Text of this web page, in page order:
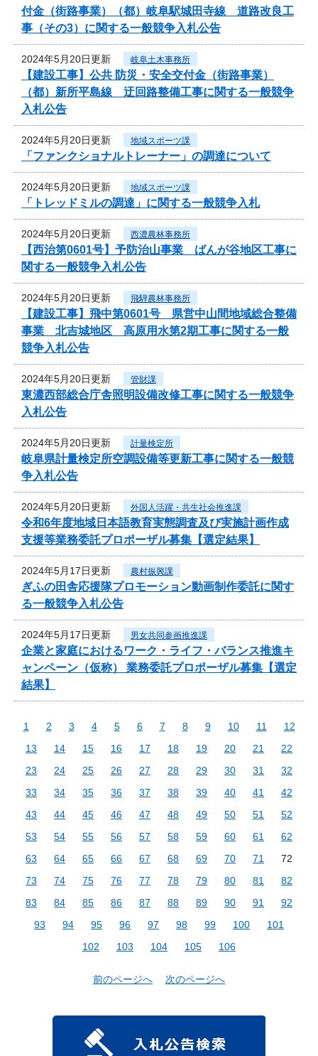
付金（街路事業）（都）岐阜駅城田寺線 道路改良工
事（その3）に関する一般競争入札公告
2024年5月20日更新 岐阜土木事務所
【建設工事】公共 防災・安全交付金（街路事業）
（都）新所平島線 迂回路整備工事に関する一般競争
入札公告
2024年5月20日更新 地域スポーツ課
「ファンクショナルトレーナー」の調達について
2024年5月20日更新 地域スポーツ課
「トレッドミルの調達」に関する一般競争入札
2024年5月20日更新 西濃農林事務所
【西治第0601号】予防治山事業 ばんが谷地区工事に
関する一般競争入札公告
2024年5月20日更新 飛騨農林事務所
【建設工事】飛中第0601号 県営中山間地域総合整備
事業 北吉城地区 高原用水第2期工事に関する一般
競争入札公告
2024年5月20日更新 管財課
東濃西部総合庁舎照明設備改修工事に関する一般競争
入札公告
2024年5月20日更新 計量検定所
岐阜県計量検定所空調設備等更新工事に関する一般競
争入札公告
2024年5月20日更新 外国人活躍・共生社会推進課
令和6年度地域日本語教育実態調査及び実施計画作成
支援等業務委託プロポーザル募集【選定結果】
2024年5月17日更新 農村振興課
ぎふの田舎応援隊プロモーション動画制作委託に関す
る一般競争入札公告
2024年5月17日更新 男女共同参画推進課
企業と家庭におけるワーク・ライフ・バランス推進キ
ャンペーン（仮称） 業務委託プロポーザル募集【選定
結果】
1 2 3 4 5 6 7 8 9 10 11
12
13
14 15 16 17 18 19 20 21
22
23
24 25 26 27 28 29 30 31
32
33
34 35 36 37 38 39 40 41
42
43
44 45 46 47 48 49 50 51
52
53
54 55 56 57 58 59 60 61
62
63
64 65 66 67 68 69 70 71
72
73
74 75 76 77 78 79 80 81
82
83
84 85 86 87 88 89 90 91
92
93
94 95 96 97 98 99 100
101
102
103 104 105 106
前のページへ 次のページへ